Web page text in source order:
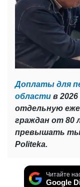
Доплаты для
области в
отдельную
граждан от 80
превышать
Politeka.
Читайте
Google